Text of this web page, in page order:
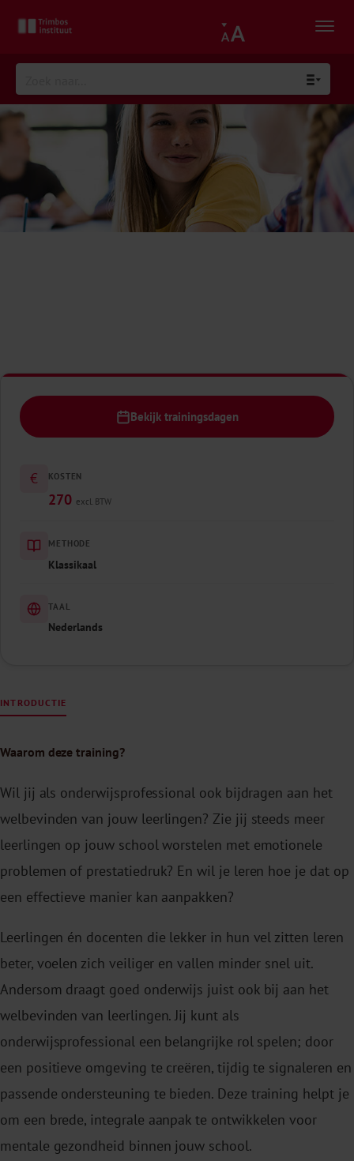
INTRODUCTIE
Waarom deze training?
Wil jij als onderwijsprofessional ook bijdragen aan het
welbevinden van jouw leerlingen? Zie jij steeds meer
leerlingen op jouw school worstelen met emotionele
problemen of prestatiedruk? En wil je leren hoe je dat op
een effectieve manier kan aanpakken?
Leerlingen én docenten die lekker in hun vel zitten leren
beter, voelen zich veiliger en vallen minder snel uit.
Andersom draagt goed onderwijs juist ook bij aan het
welbevinden van leerlingen. Jij kunt als
onderwijsprofessional een belangrijke rol spelen; door
een positieve omgeving te creëren, tijdig te signaleren en
passende ondersteuning te bieden. Deze training helpt je
om een brede, integrale aanpak te ontwikkelen voor
mentale gezondheid binnen jouw school.
Bekijk trainingsdagen
€ KOSTEN
270 excl. BTW
METHODE
Klassikaal
TAAL
Nederlands